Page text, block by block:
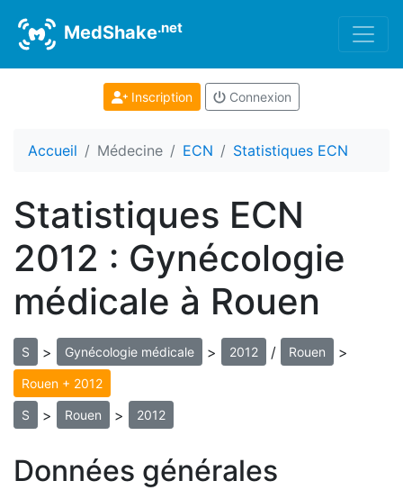
MedShake.net
Inscription Connexion
Accueil Médecine ECN Statistiques ECN
Statistiques ECN
2012 : Gynécologie
médicale à Rouen
S > Gynécologie médicale > 2012 / Rouen >
Rouen + 2012
S > Rouen > 2012
Données générales